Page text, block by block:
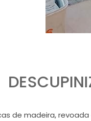
de madeira,